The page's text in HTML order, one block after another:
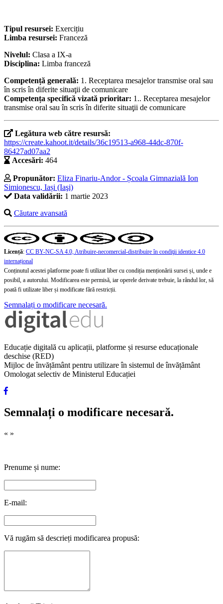
Tipul resursei: Exercițiu
Limba resursei: Franceză
Nivelul: Clasa a IX-a
Disciplina: Limba franceză
Competență generală: 1. Receptarea mesajelor transmise oral sau
în scris în diferite situaţii de comunicare
Competența specifică vizată prioritar: 1.. Receptarea mesajelor
transmise oral sau în scris în diferite situaţii de comunicare
Legătura web către resursă:
https://create.kahoot.it/details/36c19513-a968-44dc-870f-
86427ad07aa2
Accesări: 464
Propunător: Eliza Finariu-Andor - Școala Gimnazială Ion
Simionescu, Iași (Iaşi)
Data validării: 1 martie 2023
Căutare avansată
Licență: CC BY-NC-SA 4.0, Atribuire-necomercial-distribuire în condiţii identice 4.0
internațional
Conținutul acestei platforme poate fi utilizat liber cu condiția menționării sursei și, unde e
posibil, a autorului. Modificarea este permisă, iar operele derivate trebuie, la rândul lor, să
poată fi utilizate liber și modificate fără restricții.
Semnalați o modificare necesară.
Educație digitală cu aplicații, platforme și resurse educaționale
deschise (RED)
Mijloc de învățământ pentru utilizare în sistemul de învățământ
Omologat selectiv de Ministerul Educației
Semnalați o modificare necesară.
« »
Prenume și nume:
E-mail:
Vă rugăm să descrieți modificarea propusă: